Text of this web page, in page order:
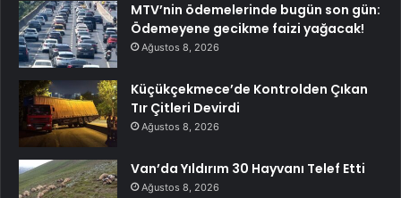
MTV’nin ödemelerinde bugün son gün:
Ödemeyene gecikme faizi yağacak!
Ağustos 8, 2026
Küçükçekmece’de Kontrolden Çıkan
Tır Çitleri Devirdi
Ağustos 8, 2026
Van’da Yıldırım 30 Hayvanı Telef Etti
Ağustos 8, 2026